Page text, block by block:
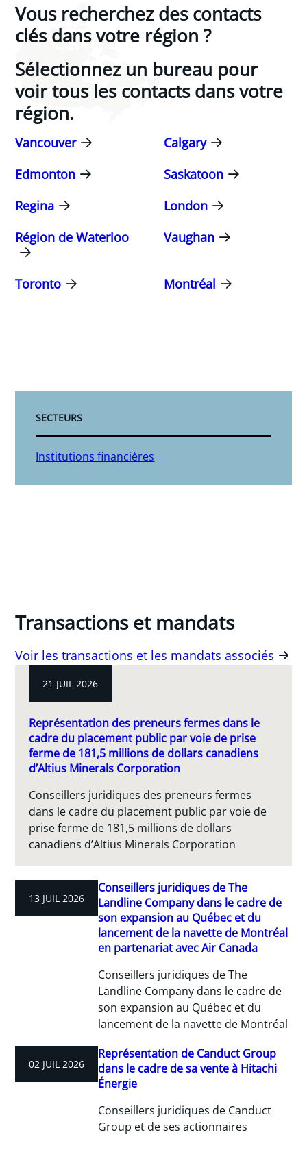
Vous recherchez des contacts
clés dans votre région ?
Sélectionnez un bureau pour
voir tous les contacts dans votre
région.
Vancouver
Calgary
Edmonton
Saskatoon
Regina
London
Région de Waterloo
Vaughan
Toronto Montréal
SECTEURS
Institutions financières
Transactions et mandats
Voir les transactions et les mandats associés
21 JUIL 2026
Représentation des preneurs fermes dans le
cadre du placement public par voie de prise
ferme de 181,5 millions de dollars canadiens
d’Altius Minerals Corporation
Conseillers juridiques des preneurs fermes
dans le cadre du placement public par voie de
prise ferme de 181,5 millions de dollars
canadiens d’Altius Minerals Corporation
13 JUIL 2026
Conseillers juridiques de The
Landline Company dans le cadre de
son expansion au Québec et du
lancement de la navette de Montréal
en partenariat avec Air Canada
Conseillers juridiques de The
Landline Company dans le cadre de
son expansion au Québec et du
lancement de la navette de Montréal
02 JUIL 2026
Représentation de Canduct Group
dans le cadre de sa vente à Hitachi
Énergie
Conseillers juridiques de Canduct
Group et de ses actionnaires